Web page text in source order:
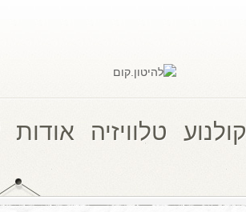
קולנוע טלוויזיה אודות